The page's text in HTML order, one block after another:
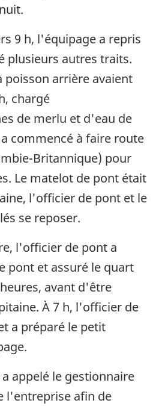
9 h, l'équipage a repris
plusieurs autres traits.
poisson arrière avaient
chargé
de merlu et d'eau de
a commencé à faire route
Britannique) pour
Le matelot de pont était
l'officier de pont et le
se reposer.
l'officier de pont a
pont et assuré le quart
avant d'être
À 7 h, l'officier de
a préparé le petit
appelé le gestionnaire
l'entreprise afin de